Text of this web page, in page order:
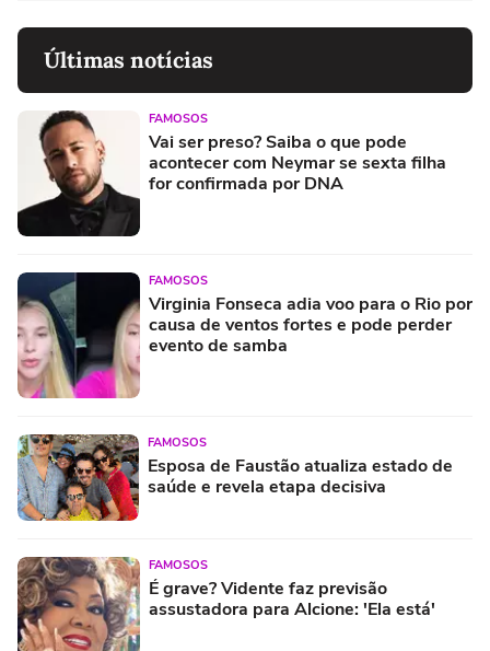
Últimas notícias
FAMOSOS
Vai ser preso? Saiba o que pode
acontecer com Neymar se sexta filha
for confirmada por DNA
FAMOSOS
Virginia Fonseca adia voo para o Rio por
causa de ventos fortes e pode perder
evento de samba
FAMOSOS
Esposa de Faustão atualiza estado de
saúde e revela etapa decisiva
FAMOSOS
É grave? Vidente faz previsão
assustadora para Alcione: 'Ela está'